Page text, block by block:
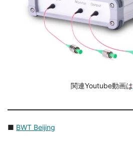
関連Youtube動画は
■ BWT Beijing